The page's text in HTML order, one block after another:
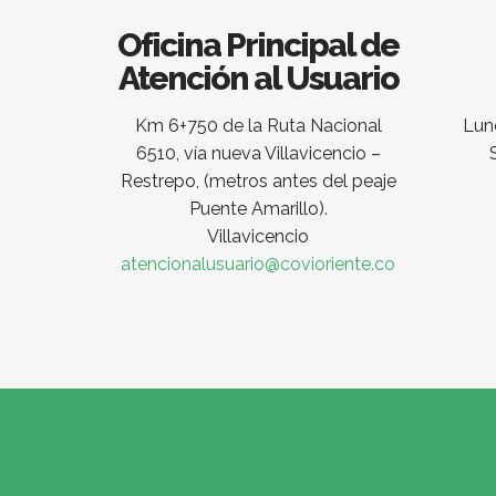
Oficina Principal de
Atención al Usuario
Km 6+750 de la Ruta Nacional
6510, vía nueva Villavicencio –
Restrepo, (metros antes del peaje
Puente Amarillo).
Villavicencio
atencionalusuario@covioriente.co